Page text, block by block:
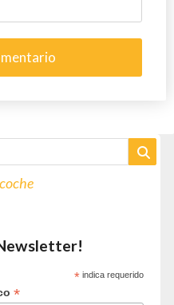
* indica requerido
*